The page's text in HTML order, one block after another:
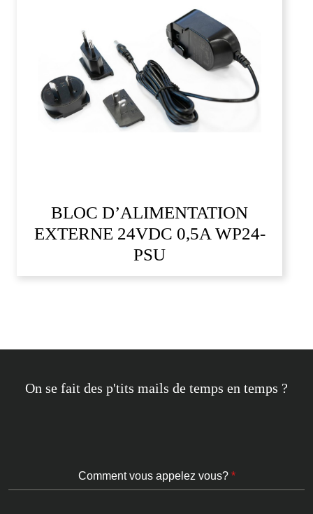
BLOC D’ALIMENTATION
EXTERNE 24VDC 0,5A WP24-
PSU
On se fait des p'tits mails de temps en temps ?
Comment vous appelez vous? *